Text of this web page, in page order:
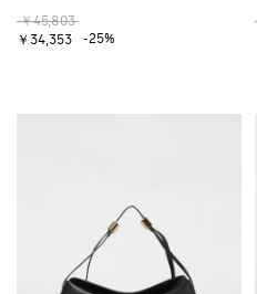
￥45,803
￥34,353
-25%